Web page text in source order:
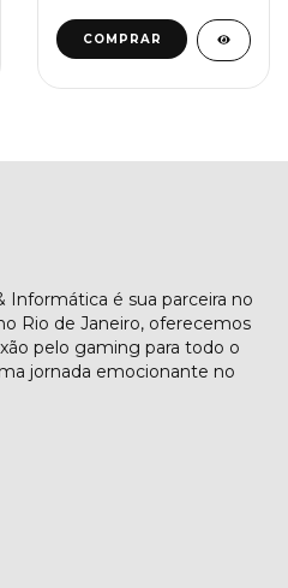
Informática é sua parceira no
Rio de Janeiro, oferecemos
pelo gaming para todo o
jornada emocionante no